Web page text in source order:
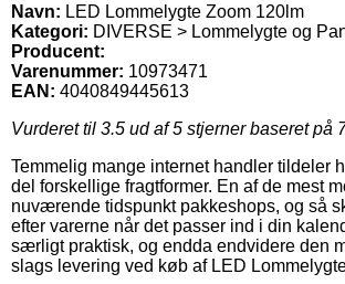
Navn: LED Lommelygte Zoom 120lm
Kategori: DIVERSE > Lommelygte og
Producent:
Varenummer: 10973471
EAN: 4040849445613
Vurderet til 3.5 ud af 5 stjerner baseret på
Temmelig mange internet handler tildeler
del forskellige fragtformer. En af de mest
nuværende tidspunkt pakkeshops, og så
efter varerne når det passer ind i din
særligt praktisk, og endda endvidere den
slags levering ved køb af LED